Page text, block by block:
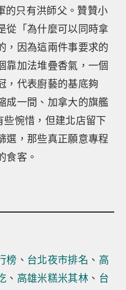
的只有洪師父。贊贊小
從「為什麼可以同時拿
，因為這兩件事要求的
靠加法堆疊香氣，一個
，代表廚藝的基底夠
成一間、加拿大的旗艦
惋惜，但建北店留下
選，那些真正願意專程
食客。
榜 、 台北夜市排名 、 高
、 高雄米糕米其林 、 台